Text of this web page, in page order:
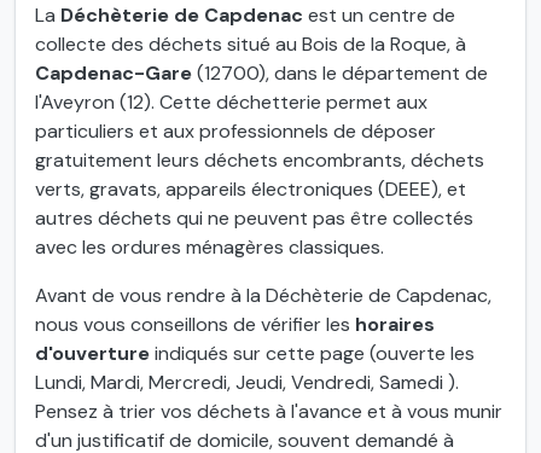
La Déchèterie de Capdenac est un centre de
collecte des déchets situé au Bois de la Roque, à
Capdenac-Gare(12700), dans le département de
l'Aveyron (12). Cette déchetterie permet aux
particuliers et aux professionnels de déposer
gratuitement leurs déchets encombrants, déchets
verts, gravats, appareils électroniques (DEEE), et
autres déchets qui ne peuvent pas être collectés
avec les ordures ménagères classiques.
Avant de vous rendre à la Déchèterie de Capdenac,
nous vous conseillons de vérifier les horaires
d'ouvertureindiqués sur cette page (ouverte les
Lundi, Mardi, Mercredi, Jeudi, Vendredi, Samedi ).
Pensez à trier vos déchets à l'avance et à vous munir
d'un justificatif de domicile, souvent demandé à